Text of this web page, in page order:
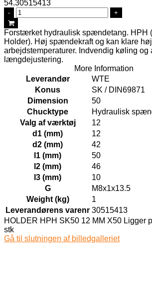
54.30515413
- +
Forstærket hydraulisk spændetang. HPH
Holder). Høj spændekraft og kan klare
arbejdstemperaturer. Indvendig køling og
længdejustering.
More Information
Leverandør
WTE
Konus
SK / DIN69871
Dimension
50
Chucktype
Hydraulisk
Valg af værktøj
12
d1 (mm)
12
d2 (mm)
42
l1 (mm)
50
l2 (mm)
46
l3 (mm)
10
G
M8x1x13.5
Weight (kg)
1
Leverandørens varenr 30515413
HOLDER HPH SK50 12 MM X50 Ligger
stk
Gå til slutningen af billedgalleriet